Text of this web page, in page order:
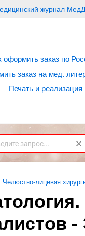
журнал
оформить заказ по
заказ на мед.
Печать и
Челюстно-лицевая